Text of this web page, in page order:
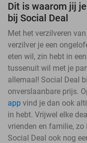
Dit is waarom jij
bij Social Deal
Met het verzilveren
verzilver je een
eten wil, zin hebt in
tussenuit wil met je
allemaal! Social Deal
onverslaanbare prijs.
app vind je dan ook
in hebt. Vrijwel elke
vrienden en familie,
Social Deal ook nog